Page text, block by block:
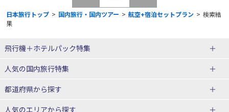
日本旅行トップ > 国内旅行・国内ツアー > 航空+宿泊セットプラン > 検索結
果
飛行機＋ホテルパック特集
赤い風船ダイナミックパッケージ
ＪＡＬで行く飛行機+ホテルパック
人気の国内旅行特集
東京ディズニーリゾート®への旅
ユニバーサル・スタジオ・ジャパ
都道府県から探す
人気のエリアから探す